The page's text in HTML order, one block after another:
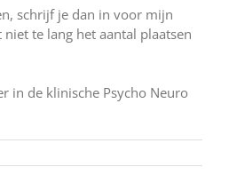
schrijf je dan in voor mijn
niet te lang het aantal plaatsen
in de klinische Psycho Neuro